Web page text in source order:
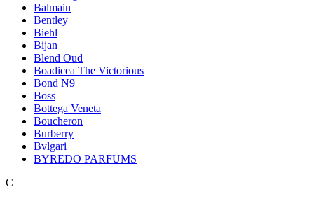
Balmain
Bentley
Biehl
Bijan
Blend Oud
Boadicea The Victorious
Bond N9
Boss
Bottega Veneta
Boucheron
Burberry
Bvlgari
BYREDO PARFUMS
C